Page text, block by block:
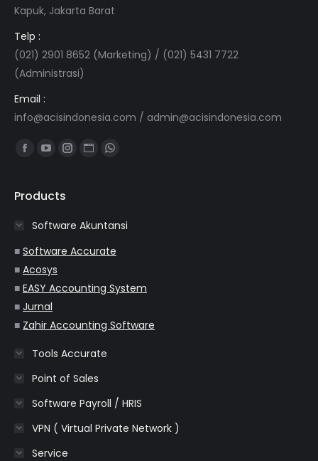
Kapuk, Jakarta Barat
Telp :
(021) 2901 8652 (Marketing) / (021) 5431 7722
(Administrasi)
Email :
info@acisindonesia.com / admin@acisindonesia.com
Find us on:
Facebook
opens
new
window
YouTube
opens
new
window
Instagram
new
window
Website
new
window
Whatsapp
new
window
Products
Software Akuntansi
■ Software Accurate
■ Acosys
■ EASY Accounting System
■ Jurnal
■ Zahir Accounting Software
Tools Accurate
Point of Sales
Software Payroll / HRIS
VPN ( Virtual Private Network )
Service